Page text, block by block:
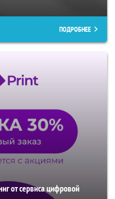
ПОДРОБНЕЕ
от сервиса цифровой